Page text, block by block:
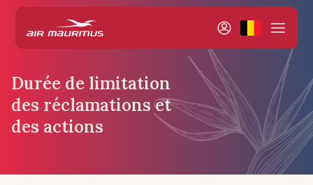
Durée de limitation
des réclamations et
des actions